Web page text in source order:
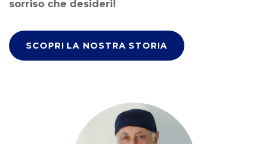
sorriso che desideri!
SCOPRI LA NOSTRA STORIA